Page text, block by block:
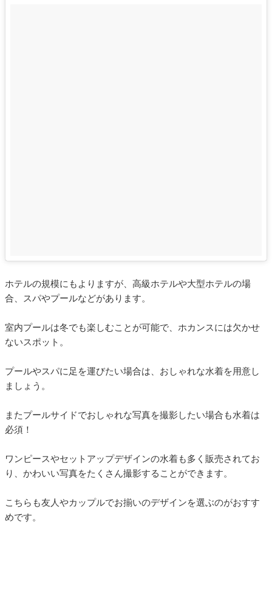
ホテルの規模にもよりますが、高級ホテルや大型ホテルの場
合、スパやプールなどがあります。
室内プールは冬でも楽しむことが可能で、ホカンスには欠かせ
ないスポット。
プールやスパに足を運びたい場合は、おしゃれな水着を用意し
ましょう。
またプールサイドでおしゃれな写真を撮影したい場合も水着は
必須！
ワンピースやセットアップデザインの水着も多く販売されてお
り、かわいい写真をたくさん撮影することができます。
こちらも友人やカップルでお揃いのデザインを選ぶのがおすす
めです。